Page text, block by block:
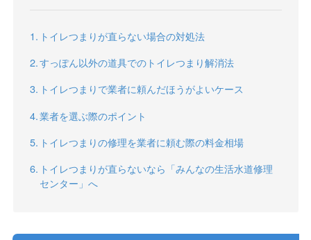
トイレつまりが直らない場合の対処法
すっぽん以外の道具でのトイレつまり解消法
トイレつまりで業者に頼んだほうがよいケース
業者を選ぶ際のポイント
トイレつまりの修理を業者に頼む際の料金相場
トイレつまりが直らないなら「みんなの生活水道修理
センター」へ